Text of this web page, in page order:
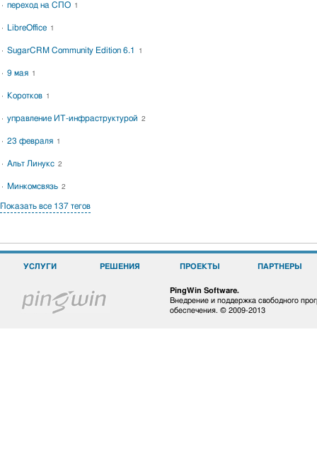
переход на СПО 1
LibreOffice 1
SugarCRM Community Edition 6.1 1
9 мая 1
Коротков 1
управление ИТ-инфраструктурой 2
23 февраля 1
Альт Линукс 2
Минкомсвязь 2
Показать все 137 тегов
УСЛУГИ РЕШЕНИЯ ПРОЕКТЫ ПАРТНЕРЫ
PingWin Software.
Внедрение и поддержка свободного
обеспечения. © 2009-2013